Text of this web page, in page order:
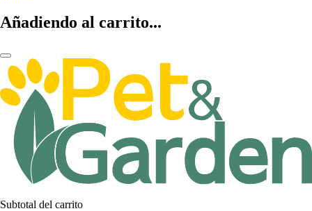
Añadiendo al carrito...
Subtotal del carrito